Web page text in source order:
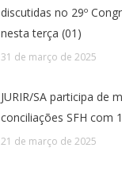
discutidas no 29º
nesta terça (01)
31 de março de 2025
JURIR/SA participa de
conciliações SFH com
21 de março de 2025